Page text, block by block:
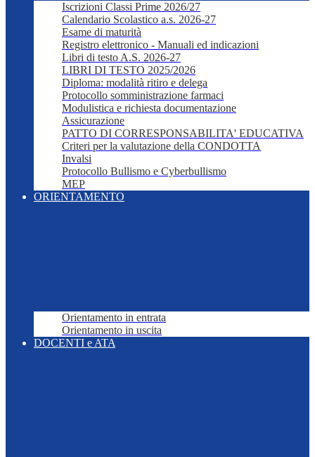
Iscrizioni Classi Prime 2026/27
Calendario Scolastico a.s. 2026-27
Esame di maturità
Registro elettronico - Manuali ed indicazioni
Libri di testo A.S. 2026-27
LIBRI DI TESTO 2025/2026
Diploma: modalità ritiro e delega
Protocollo somministrazione farmaci
Modulistica e richiesta documentazione
Assicurazione
PATTO DI CORRESPONSABILITA' EDUCATIVA
Criteri per la valutazione della CONDOTTA
Invalsi
Protocollo Bullismo e Cyberbullismo
MEP
ORIENTAMENTO
Orientamento in entrata
Orientamento in uscita
DOCENTI e ATA